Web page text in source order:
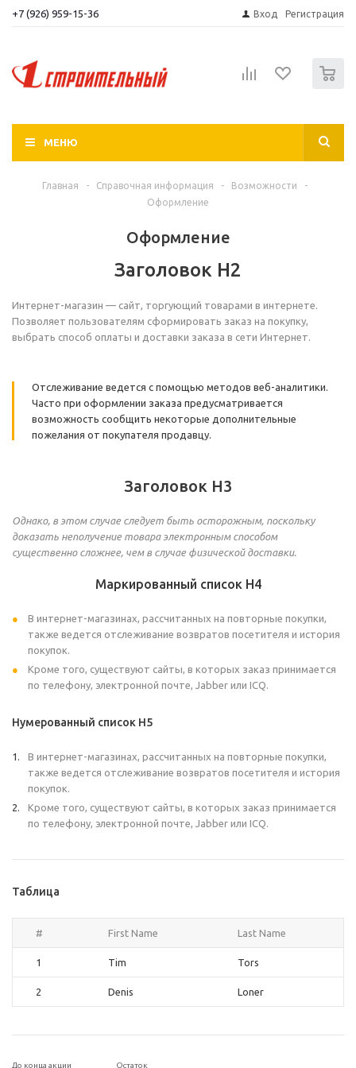
+7 (926) 959-15-36 Вход Регистрация
МЕНЮ
Главная - Справочная информация - Возможности
-
Оформление
Оформление
Заголовок H2
Интернет-магазин — сайт, торгующий товарами в интернете.
Позволяет пользователям сформировать заказ на покупку,
выбрать способ оплаты и доставки заказа в сети Интернет.
Отслеживание ведется с помощью методов веб-аналитики.
Часто при оформлении заказа предусматривается
возможность сообщить некоторые дополнительные
пожелания от покупателя продавцу.
Заголовок H3
Однако, в этом случае следует быть осторожным, поскольку
доказать неполучение товара электронным способом
существенно сложнее, чем в случае физической доставки.
Маркированный список H4
В интернет-магазинах, рассчитанных на повторные покупки,
также ведется отслеживание возвратов посетителя и история
покупок.
Кроме того, существуют сайты, в которых заказ принимается
по телефону, электронной почте, Jabber или ICQ.
Нумерованный список H5
В интернет-магазинах, рассчитанных на повторные покупки,
также ведется отслеживание возвратов посетителя и история
покупок.
Кроме того, существуют сайты, в которых заказ принимается
по телефону, электронной почте, Jabber или ICQ.
Таблица
# First Name Last Name
1 Tim Tors
2 Denis Loner
До конца акции Остаток